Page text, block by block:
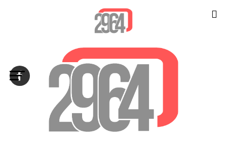
Salir de la versión móvil